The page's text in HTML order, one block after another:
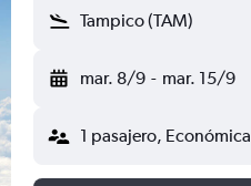
Tampico (TAM)
mar. 8/9 - mar. 15/9
1 pasajero, Económica